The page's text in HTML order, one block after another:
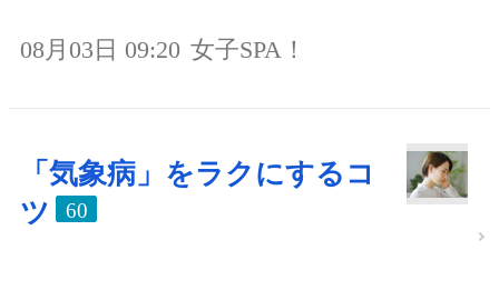
08月03日 09:20 女子SPA！
「気象病」をラクにするコ
ツ
60